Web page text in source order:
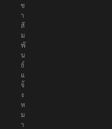
ช
า
สั
ม
พั
น
ธ์
แ
จ้
ง
ห
ม
า